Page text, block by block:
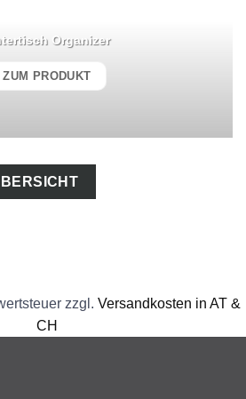
Organizer
ZUM PRODUKT
zzgl. Versandkosten in AT &
CH